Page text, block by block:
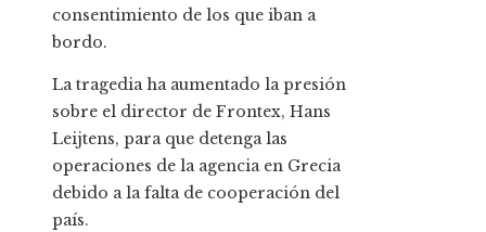
consentimiento de los que iban a
bordo.
La tragedia ha aumentado la presión
sobre el director de Frontex, Hans
Leijtens, para que detenga las
operaciones de la agencia en Grecia
debido a la falta de cooperación del
país.